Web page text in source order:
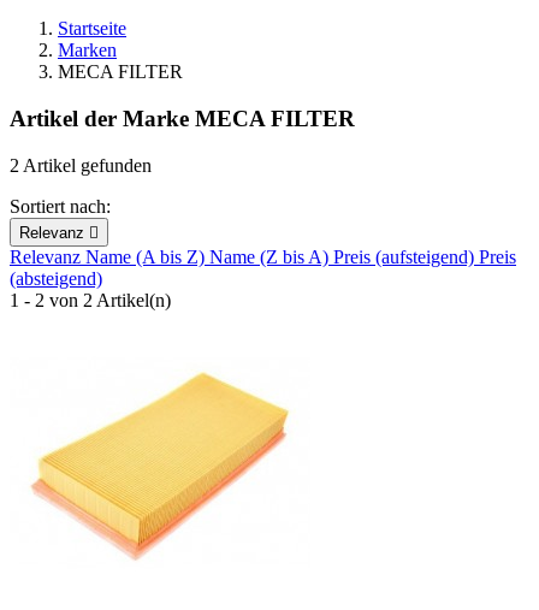
Startseite
Marken
MECA FILTER
Artikel der Marke MECA FILTER
2 Artikel gefunden
Sortiert nach:
Relevanz 
Relevanz Name (A bis Z) Name (Z bis A) Preis (aufsteigend) Preis
(absteigend)
1 - 2 von 2 Artikel(n)